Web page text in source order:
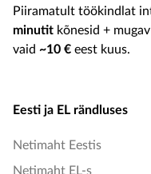
Piiramatult töökindlat
minutit kõnesid + mugav
vaid ~10 € eest kuus.
Eesti ja EL rändluses
Netimaht Eestis
Netimaht EL-s